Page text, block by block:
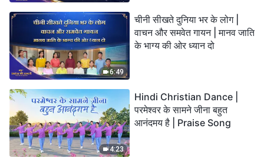
6:49
चीनी सीखते दुनिया भर के लोग |
वाचन और समवेत गायन | मानव जाति
के भाग्य की ओर ध्यान दो
4:23
Hindi Christian Dance |
परमेश्वर के सामने जीना बहुत
आनंदमय है | Praise Song